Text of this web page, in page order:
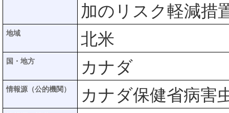
加のリスク軽減措
地域 北米
国・地方 カナダ
情報源（公的機関） カナダ保健省病害